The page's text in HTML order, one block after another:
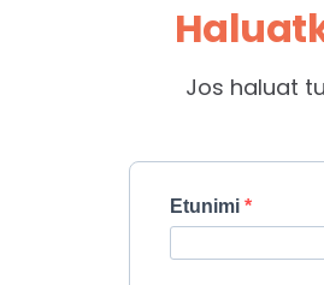
Jos haluat
Etunimi